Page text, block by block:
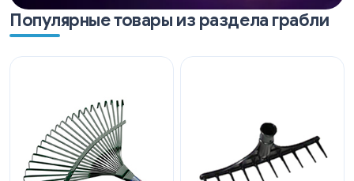
Популярные товары из раздела грабли